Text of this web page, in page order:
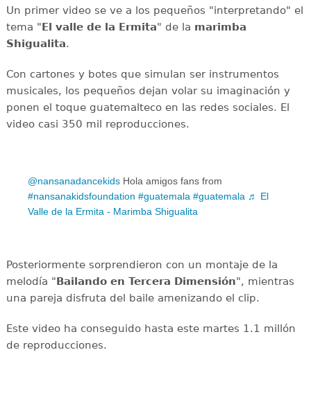
Un primer video se ve a los pequeños "interpretando" el
tema "El valle de la Ermita" de la marimba
Shigualita.
Con cartones y botes que simulan ser instrumentos
musicales, los pequeños dejan volar su imaginación y
ponen el toque guatemalteco en las redes sociales. El
video casi 350 mil reproducciones.
@nansanadancekids Hola amigos fans from
#nansanakidsfoundation #guatemala #guatemala ♬ El
Valle de la Ermita - Marimba Shigualita
Posteriormente sorprendieron con un montaje de la
melodía " Bailando en Tercera Dimensión", mientras
una pareja disfruta del baile amenizando el clip.
Este video ha conseguido hasta este martes 1.1 millón
de reproducciones.